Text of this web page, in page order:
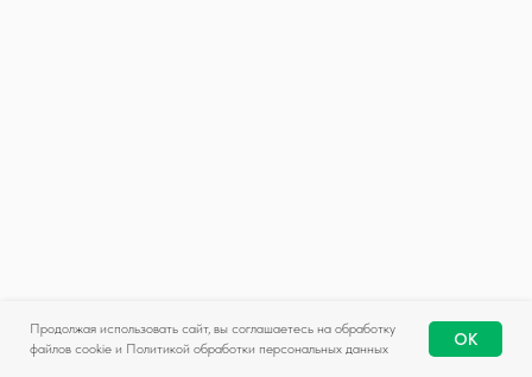
Продолжая использовать сайт, вы соглашаетесь на обработку
файлов cookie и Политикой обработки персональных данных
OK